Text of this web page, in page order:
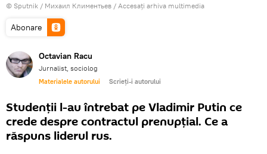
© Sputnik / Михаил Климентьев / Accesați arhiva multimedia
Abonare
Octavian Racu
Jurnalist, sociolog
Materialele autorului Scrieți-i autorului
Studenții l-au întrebat pe Vladimir Putin ce
crede despre contractul prenupțial. Ce a
răspuns liderul rus.